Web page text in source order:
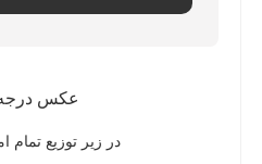
عکس درجه
در زیر توزیع تمام